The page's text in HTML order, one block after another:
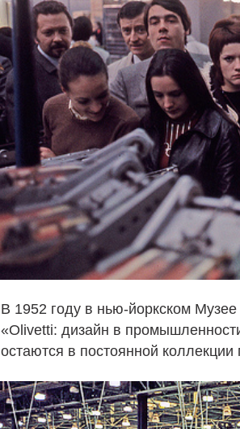
В 1952 году в нью-йоркском
«Olivetti: дизайн в
остаются в постоянной коллекции